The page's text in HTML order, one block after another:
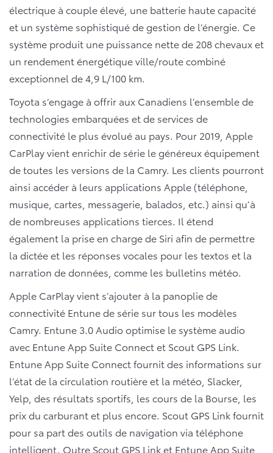
électrique à couple élevé, une batterie haute capacité
et un système sophistiqué de gestion de l’énergie. Ce
système produit une puissance nette de 208 chevaux et
un rendement énergétique ville/route combiné
exceptionnel de 4,9 L/100 km.
Toyota s’engage à offrir aux Canadiens l’ensemble de
technologies embarquées et de services de
connectivité le plus évolué au pays. Pour 2019, Apple
CarPlay vient enrichir de série le généreux équipement
de toutes les versions de la Camry. Les clients pourront
ainsi accéder à leurs applications Apple (téléphone,
musique, cartes, messagerie, balados, etc.) ainsi qu’à
de nombreuses applications tierces. Il étend
également la prise en charge de Siri afin de permettre
la dictée et les réponses vocales pour les textos et la
narration de données, comme les bulletins météo.
Apple CarPlay vient s’ajouter à la panoplie de
connectivité Entune de série sur tous les modèles
Camry. Entune 3.0 Audio optimise le système audio
avec Entune App Suite Connect et Scout GPS Link.
Entune App Suite Connect fournit des informations sur
l’état de la circulation routière et la météo, Slacker,
Yelp, des résultats sportifs, les cours de la Bourse, les
prix du carburant et plus encore. Scout GPS Link fournit
pour sa part des outils de navigation via téléphone
intelligent. Outre Scout GPS Link et Entune App Suite